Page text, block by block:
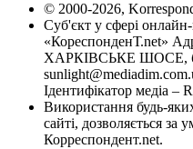
© 2000-2026,
Суб'єкт у сфері
«КореспонденТ.net»
ХАРКІВСЬКЕ ШОСЕ,
Ідентифікатор медіа –
Використання будь-
сайті, дозволяється за
Корреспондент.net.